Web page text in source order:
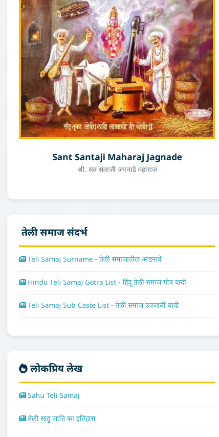
Sant Santaji Maharaj Jagnade
श्री. संत संताजी जगनाडे महाराज
तेली समाज संदर्भ
Teli Samaj Surname - तेली समाजातील आडनावे
Hindu Teli Samaj Gotra List - हिंदू तेली समाज गोत्र यादी
Teli Samaj Sub Caste List - तेली समाज उपजाती यादी
लोकप्रिय लेख
Sahu Teli Samaj
तेली साहु जाति का इतिहास